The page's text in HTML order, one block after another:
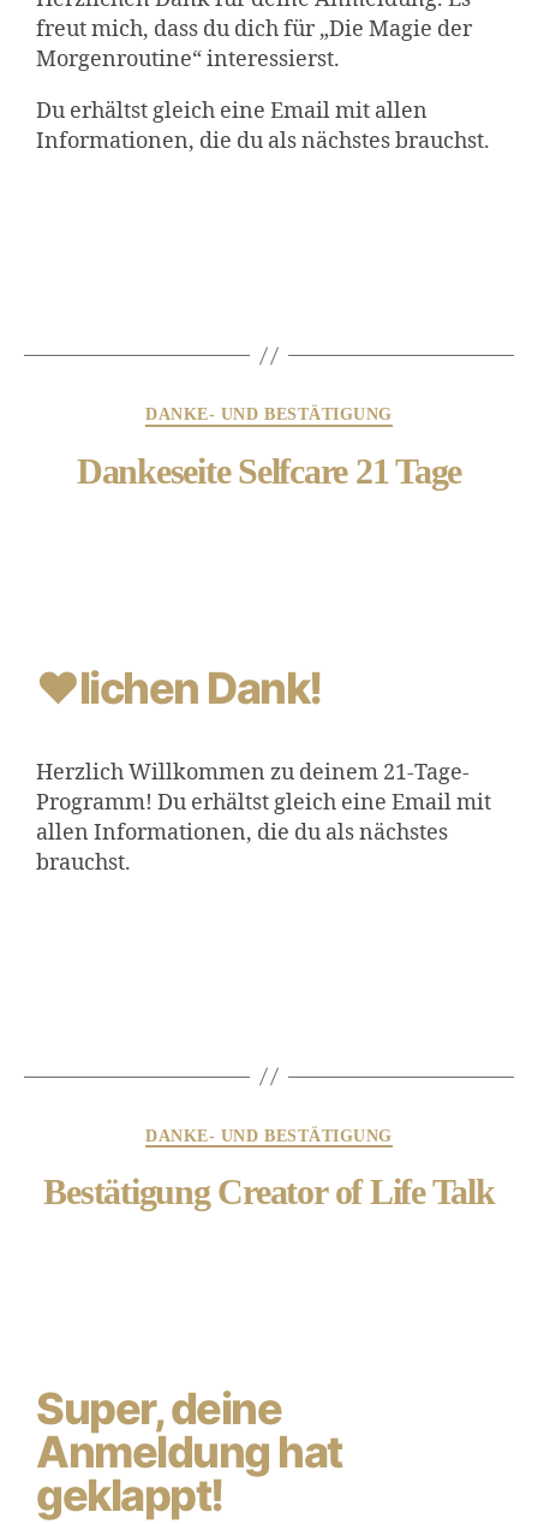
freut mich, dass du dich für „Die Magie der
Morgenroutine“ interessierst.
Du erhältst gleich eine Email mit allen
Informationen, die du als nächstes brauchst.
DANKE- UND BESTÄTIGUNG
Dankeseite Selfcare 21 Tage
❤lichen Dank!
Herzlich Willkommen zu deinem 21-Tage-
Programm! Du erhältst gleich eine Email mit
allen Informationen, die du als nächstes
brauchst.
DANKE- UND BESTÄTIGUNG
Bestätigung Creator of Life Talk
Super, deine
Anmeldung hat
geklappt!